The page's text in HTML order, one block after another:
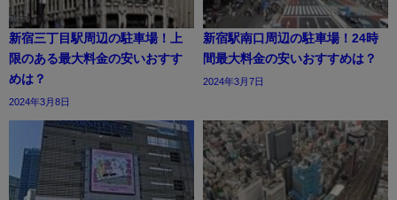
新宿三丁目駅周辺の駐車場！上
限のある最大料金の安いおすす
めは？
2024年3月8日
新宿駅南口周辺の駐車場！24時
間最大料金の安いおすすめは？
2024年3月7日